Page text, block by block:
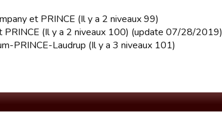
et PRINCE (Il y a 2 niveaux 99)
(Il y a 2 niveaux 100) (update 07/28/2019)
PRINCE-Laudrup (Il y a 3 niveaux 101)